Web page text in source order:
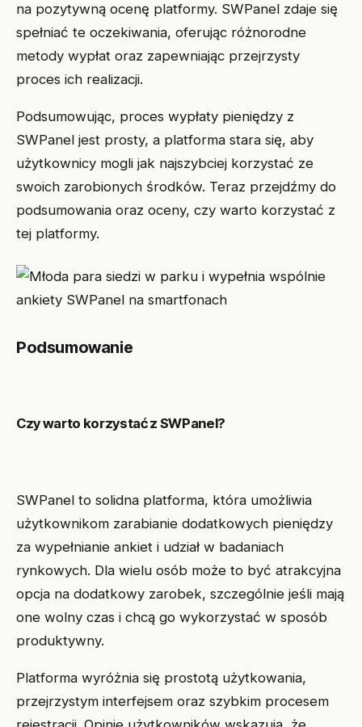
na pozytywną ocenę platformy. SWPanel zdaje się
spełniać te oczekiwania, oferując różnorodne
metody wypłat oraz zapewniając przejrzysty
proces ich realizacji.
Podsumowując, proces wypłaty pieniędzy z
SWPanel jest prosty, a platforma stara się, aby
użytkownicy mogli jak najszybciej korzystać ze
swoich zarobionych środków. Teraz przejdźmy do
podsumowania oraz oceny, czy warto korzystać z
tej platformy.
Podsumowanie
Czy warto korzystać z SWPanel?
SWPanel to solidna platforma, która umożliwia
użytkownikom zarabianie dodatkowych pieniędzy
za wypełnianie ankiet i udział w badaniach
rynkowych. Dla wielu osób może to być atrakcyjna
opcja na dodatkowy zarobek, szczególnie jeśli mają
one wolny czas i chcą go wykorzystać w sposób
produktywny.
Platforma wyróżnia się prostotą użytkowania,
przejrzystym interfejsem oraz szybkim procesem